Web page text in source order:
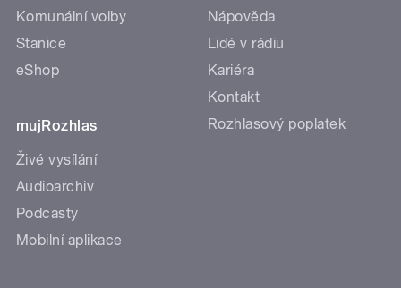
Komunální volby
Stanice
eShop
mujRozhlas
Živé vysílání
Audioarchiv
Podcasty
Mobilní aplikace
Nápověda
Lidé v rádiu
Kariéra
Kontakt
Rozhlasový poplatek